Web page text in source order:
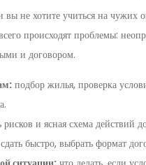
вы не хотите учиться на
происходят проблемы:
и договором.
подбор жилья, проверка
рисков и ясная схема действий
быстро, выбрать формат